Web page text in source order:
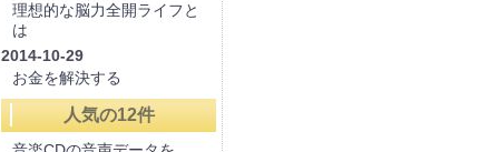
理想的な脳力全開ライフと
は
2014-10-29
お金を解決する
人気の12件